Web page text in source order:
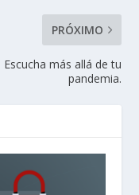
PRÓXIMO
Escucha más allá de tu
pandemia.